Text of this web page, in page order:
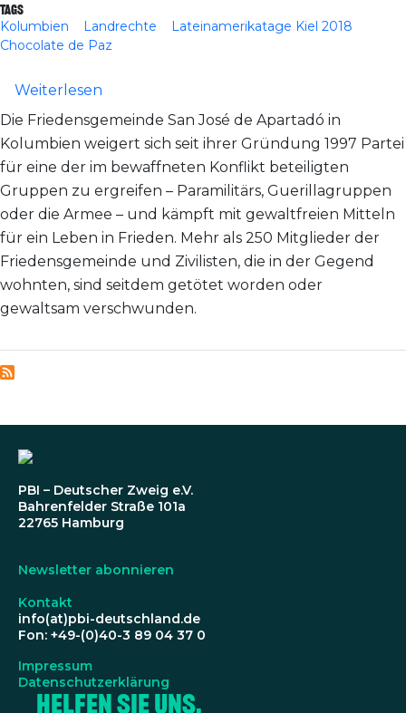
Tags
Kolumbien Landrechte
Lateinamerikatage Kiel 2018
Chocolate de Paz
Weiterlesen
Die Friedensgemeinde San José de Apartadó in
Kolumbien weigert sich seit ihrer Gründung 1997 Partei
für eine der im bewaffneten Konflikt beteiligten
Gruppen zu ergreifen – Paramilitärs, Guerillagruppen
oder die Armee – und kämpft mit gewaltfreien Mitteln
für ein Leben in Frieden. Mehr als 250 Mitglieder der
Friedensgemeinde und Zivilisten, die in der Gegend
wohnten, sind seitdem getötet worden oder
gewaltsam verschwunden.
PBI – Deutscher Zweig e.V.
Bahrenfelder Straße 101a
22765 Hamburg
Newsletter abonnieren
Kontakt
info(at)pbi-deutschland.de
Fon: +49-(0)40-3 89 04 37 0
Impressum
Datenschutzerklärung
Helfen Sie uns,